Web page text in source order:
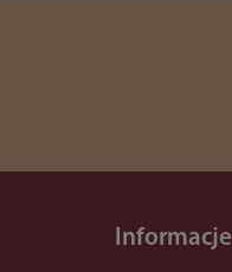
Informacje